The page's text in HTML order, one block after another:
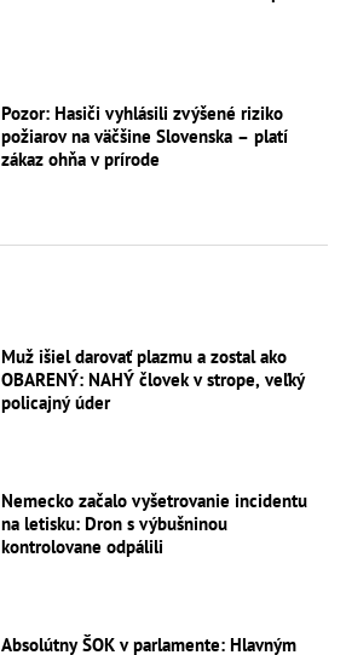
Pozor: Hasiči vyhlásili zvýšené riziko
požiarov na väčšine Slovenska – platí
zákaz ohňa v prírode
Muž išiel darovať plazmu a zostal ako
OBARENÝ: NAHÝ človek v strope, veľký
policajný úder
Nemecko začalo vyšetrovanie incidentu
na letisku: Dron s výbušninou
kontrolovane odpálili
Absolútny ŠOK v parlamente: Hlavným